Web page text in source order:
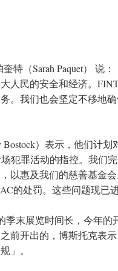
特（Sarah Paquet） 说
人民的安全和经济。
。我们也会坚定不移地
）表示，他们计
犯罪活动的指控。我们
以惠及我们的慈善基金
的处罚。这些问题现已
季末展览时间长，今年的
前开出的，博斯托克表
」。